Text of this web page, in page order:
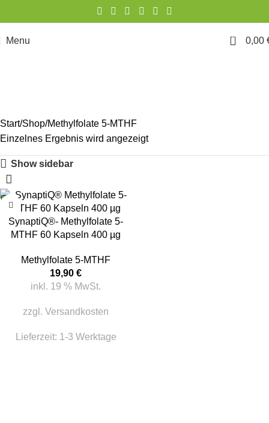
Menu 0 0,00
Start Shop Methylfolate 5-MTHF
Einzelnes Ergebnis wird angezeigt
Show sidebar
SynaptiQ®- Methylfolate 5-
MTHF 60 Kapseln 400 µg
Methylfolate 5-MTHF
19,90 €
inkl. 19 % MwSt.
zzgl. Versandkosten
Lieferzeit: 1-3 Werktage